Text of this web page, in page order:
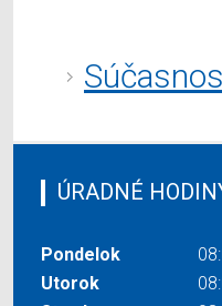
ÚRADNÉ
Pondelok
Utorok